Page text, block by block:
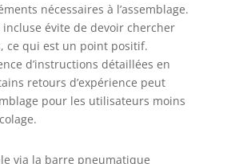
nécessaires à l’assemblage.
incluse évite de devoir chercher
ce qui est un point positif.
d’instructions détaillées en
retours d’expérience peut
pour les utilisateurs moins
via la barre pneumatique